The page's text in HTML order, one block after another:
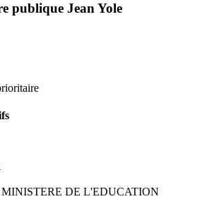
publique Jean Yole
MINISTERE DE L'EDUCATION